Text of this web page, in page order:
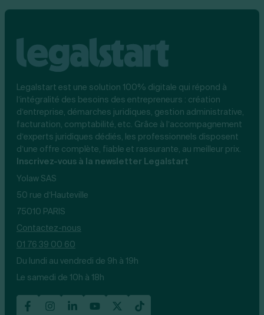
Legalstart est une solution 100% digitale qui répond à
l’intégralité des besoins des entrepreneurs : création
d’entreprise, démarches juridiques, gestion administrative,
facturation, comptabilité, etc. Grâce à l’accompagnement
d’experts juridiques dédiés, les professionnels disposent
d’une offre complète, fiable et rassurante, au meilleur prix.
Inscrivez-vous à la newsletter Legalstart
Yolaw SAS
50 rue d’Hauteville
75010 PARIS
Contactez-nous
01 76 39 00 60
Du lundi au vendredi de 9h à 19h
Le samedi de 10h à 18h